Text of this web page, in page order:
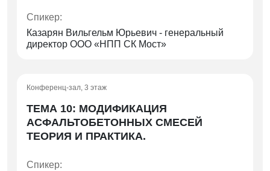
Спикер:
Казарян Вильгельм Юрьевич - генеральный
директор ООО «НПП СК Мост»
Конференц-зал, 3 этаж
ТЕМА 10: МОДИФИКАЦИЯ
АСФАЛЬТОБЕТОННЫХ СМЕСЕЙ
ТЕОРИЯ И ПРАКТИКА.
Спикер: